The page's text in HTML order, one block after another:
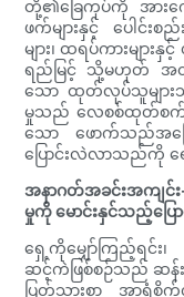
တို့၏ခြေကုပ်ကို အားကေ
ဖက်များနှင့် ပေါင်းစ
များ၊ ထရပ်ကားများ
ရည်မြင့် သို့မဟုတ် အထူ
သော ထုတ်လုပ်သူများ
မှုသည် လေစစ်ထုတ်စက်ထုတ်
သော ဖောက်သည်အခ
ပြောင်းလဲလာသည်ကို ရ
အနာဂတ်အခင်းအကျ
မှုကို မောင်းနှင်သည့်ပြေ
ရှေ့ကိုမျှော်ကြည့်ရင်
ဆင့်ကဲဖြစ်စဉ်သည် ဆ
ပြတ်သားစွာ အာရုံစို